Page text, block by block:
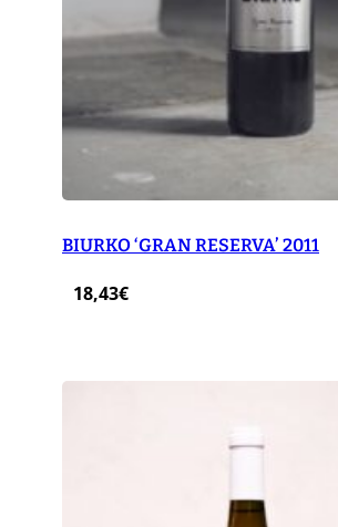
BIURKO ‘GRAN RESERVA’ 2011
18,43€